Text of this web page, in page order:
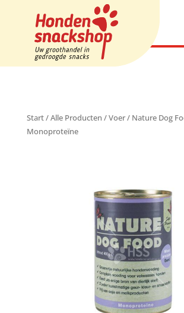
Start/Alle Producten /Voer/ Nature Dog
Monoproteïne